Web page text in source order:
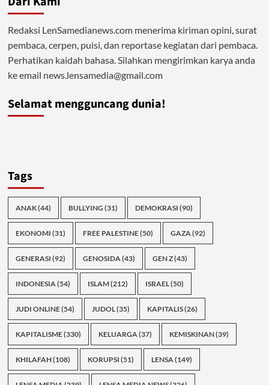
Redaksi LenSamedianews.com menerima kiriman opini, surat
pembaca, cerpen, puisi, dan reportase kegiatan dari pembaca.
Perhatikan kaidah bahasa. Silahkan mengirimkan karya anda
ke email news.lensamedia@gmail.com
Selamat mengguncang dunia!
Tags
ANAK(44) BULLYING (31) DEMOKRASI (90)
EKONOMI (31) FREE PALESTINE(50) GAZA(92)
GENERASI (92) GENOSIDA(43) GEN Z(43)
INDONESIA(54) ISLAM(212) ISRAEL(50)
JUDI ONLINE(54) JUDOL(35) KAPITALIS(26)
KAPITALISME(330) KELUARGA(37) KEMISKINAN(39)
KHILAFAH(108) KORUPSI (51) LENSA(149)